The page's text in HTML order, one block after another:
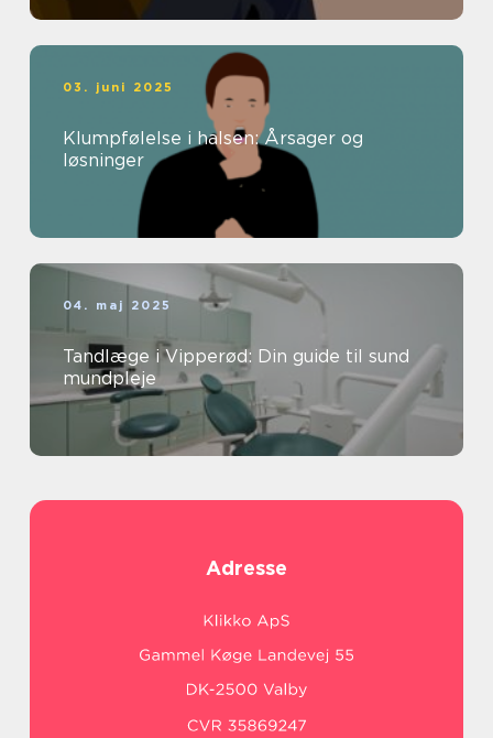
03. juni 2025
Klumpfølelse i halsen: Årsager og
løsninger
04. maj 2025
Tandlæge i Vipperød: Din guide til sund
mundpleje
Adresse